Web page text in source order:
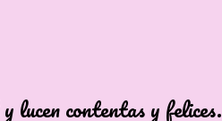
contentas y felices.